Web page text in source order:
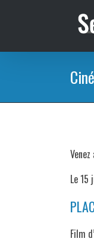
Le 15
Film